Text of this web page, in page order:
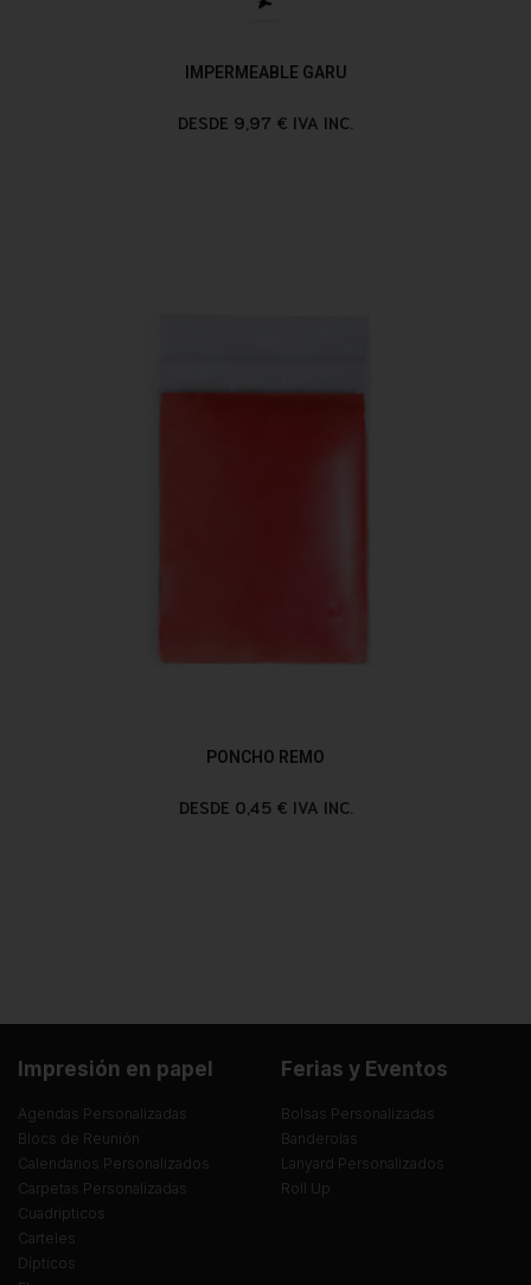
IMPERMEABLE GARU
DESDE 9,97 € IVA INC.
PONCHO REMO
DESDE 0,45 € IVA INC.
Impresión en papel
Agendas Personalizadas
Blocs de Reunión
Calendarios Personalizados
Carpetas Personalizadas
Cuadrípticos
Carteles
Dípticos
Ferias y Eventos
Bolsas Personalizadas
Banderolas
Lanyard Personalizados
Roll Up